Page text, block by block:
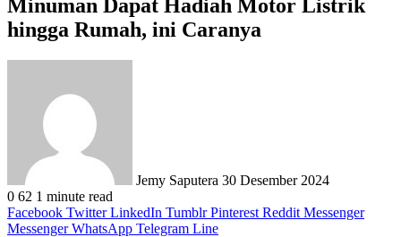
Minuman Dapat Hadiah Motor Listrik
hingga Rumah, ini Caranya
Jemy Saputera 30 Desember 2024
0 62 1 minute read
Facebook Twitter LinkedIn Tumblr Pinterest Reddit Messenger
Messenger WhatsApp Telegram Line